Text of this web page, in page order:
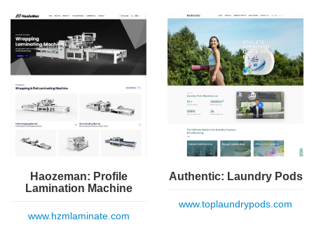
Haozeman: Profile
Lamination Machine
www.hzmlaminate.com
Authentic: Laundry Pods
www.toplaundrypods.com